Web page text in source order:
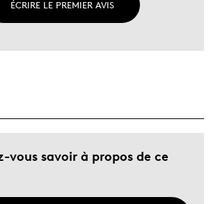
ÉCRIRE LE PREMIER AVIS
vous savoir à propos de ce